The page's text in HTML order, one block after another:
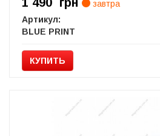
завтра
Артикул:
BLUE PRINT
КУПИТЬ